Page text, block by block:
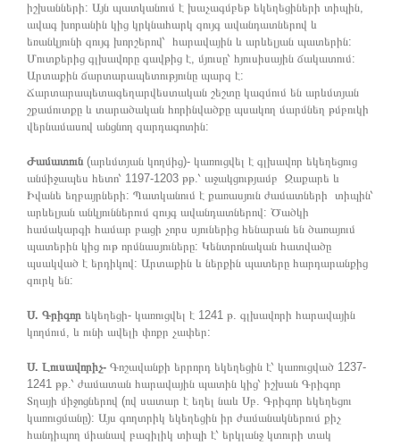
իշխանների: Այն պատկանում է խաչագմբեթ եկեղեցիների տիպին,
ավագ խորանին կից կրկնահարկ զույգ ավանդատներով և
եռանկյունի զույգ խորշերով՝ հարավային և արևելյան պատերին:
Մուտքերից գլխավորը գավթից է, մյուսը՝ հյուսիսային ճակատում:
Արտաքին ճարտարապետությունը պարզ է:
Ճարտարապետագեղարվեստական շեշտը կազմում են արևմտյան
շքամուտքը և տարածական հորինվածքը պսակող մարմնեղ թմբուկի
վերնամասով անցնող զարդագոտին:
Ժամատուն(արևմտյան կողմից)- կառուցվել է գլխավոր եկեղեցուց
անմիջապես հետո՝ 1197-1203 թթ.՝ աջակցությամբ Զաքարե և
Իվանե եղբայրների: Պատկանում է քառասյուն ժամատների տիպին՝
արևելյան անկյուններում զույգ ավանդատներով: Ծածկի
համակարգի համար բացի չորս սյուներից հենարան են ծառայում
պատերին կից ութ որմնասյուները: Կենտրոնական հատվածը
պսակված է երդիկով: Արտաքին և ներքին պատերը հարդարանքից
զուրկ են:
Ս. Գրիգոր եկեղեցի- կառուցվել է 1241 թ. գլխավորի հարավային
կողմում, և ունի ավելի փոքր չափեր:
Ս. Լուսավորիչ- Գոշավանքի երրորդ եկեղեցին է՝ կառուցված 1237-
1241 թթ.՝ ժամատան հարավային պատին կից՝ իշխան Գրիգոր
Տղայի միջոցներով (ով սատար է եղել նաև Սբ. Գրիգոր եկեղեցու
կառուցմանը): Այս գողտրիկ եկեղեցին իր ժամանակներում քիչ
հանդիպող միանավ բազիլիկ տիպի է՝ երկլանջ կտուրի տակ